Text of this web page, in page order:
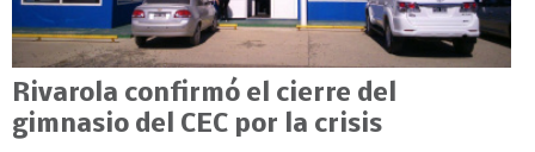
Rivarola confirmó el cierre del
gimnasio del CEC por la crisis